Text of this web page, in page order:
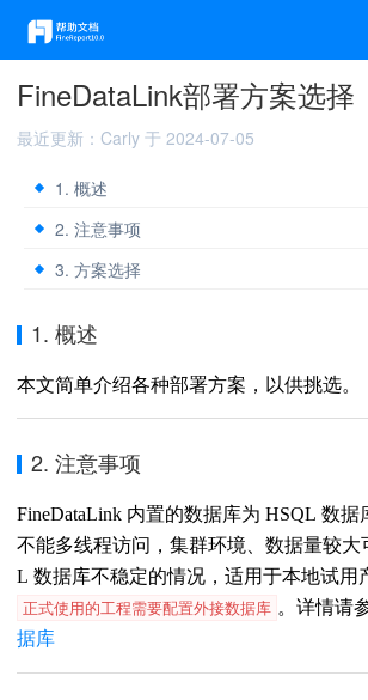
FineDataLink部署方案选择
最近更新：Carly 于 2024-07-05
1. 概述
2. 注意事项
3. 方案选择
1. 概述
本文简单介绍各种部署方案，以供挑选。
2. 注意事项
FineDataLink 内置的数据库为 HSQL 数据
不能多线程访问，集群环境、数据量较大
L 数据库不稳定的情况，适用于本地试用
正式使用的工程需要配置外接数据库 。详情请
据库